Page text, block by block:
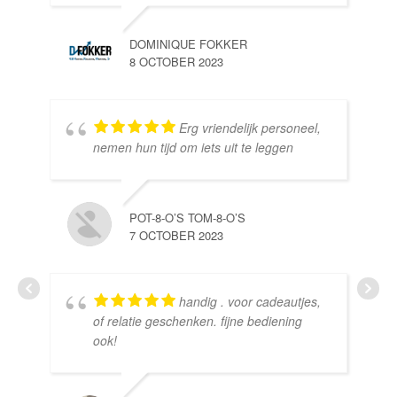
DOMINIQUE FOKKER
8 OCTOBER 2023
Erg vriendelijk personeel,
nemen hun tijd om iets uit te leggen
POT-8-O’S TOM-8-O’S
7 OCTOBER 2023
handig . voor cadeautjes,
of relatie geschenken. fijne bediening
ook!